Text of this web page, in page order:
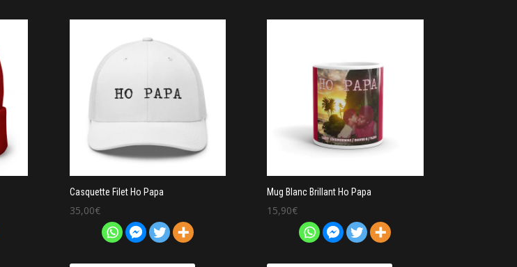
Casquette Filet Ho Papa
35,00€
Mug Blanc Brillant Ho Papa
15,90€